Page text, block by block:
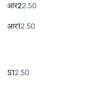
आर22.50
आर12.50
S12.50